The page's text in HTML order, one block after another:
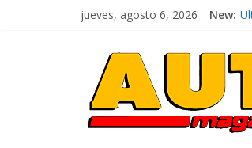
jueves, agosto 6, 2026 New: